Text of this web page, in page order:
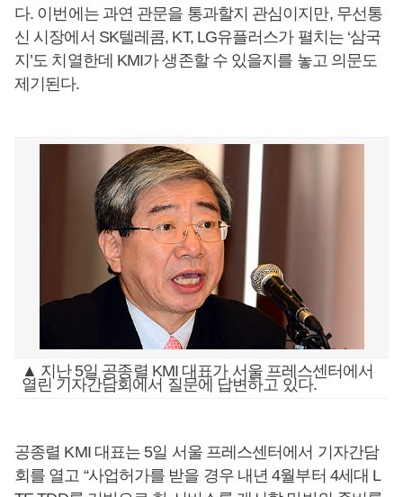
다. 이번에는 과연 관문을 통과할지 관심이지만, 무선통
신 시장에서 SK텔레콤, KT, LG유플러스가 펼치는 ‘삼국
지’도 치열한데 KMI가 생존할 수 있을지를 놓고 의문도
제기된다.
▲ 지난 5일 공종렬 KMI 대표가 서울 프레스센터에서
열린 기자간담회에서 질문에 답변하고 있다.
공종렬 KMI 대표는 5일 서울 프레스센터에서 기자간담
회를 열고 “사업허가를 받을 경우 내년 4월부터 4세대 L